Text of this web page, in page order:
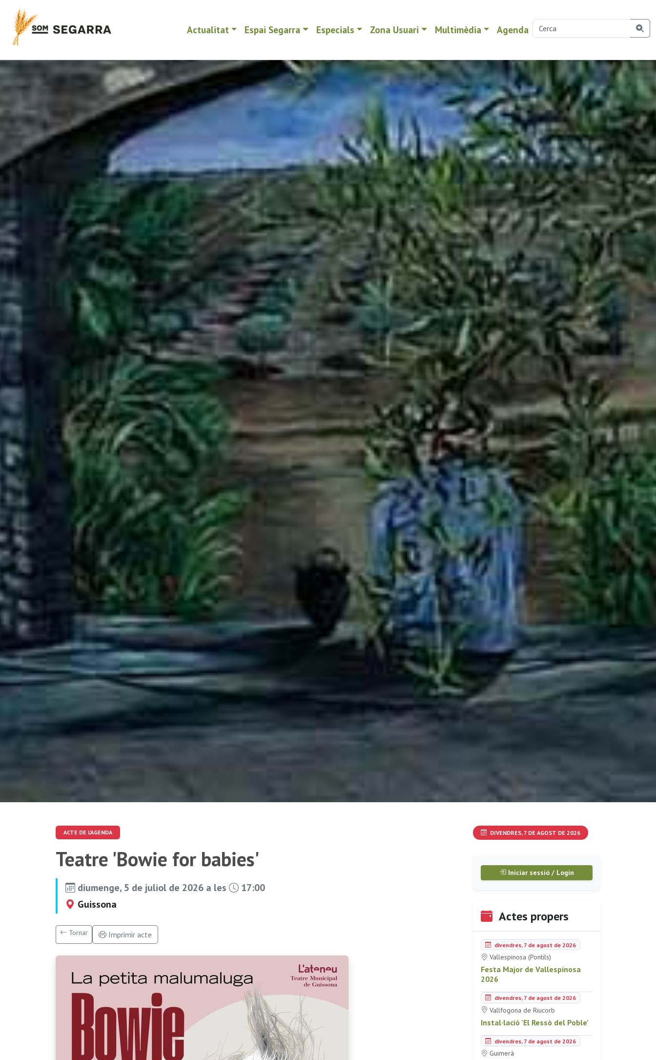
Actualitat Espai Segarra Especials Zona Usuari Multimèdia Agenda
ACTE DE L'AGENDA
Teatre 'Bowie for babies'
diumenge, 5 de juliol de 2026 a les
17:00
Guissona
Tornar Imprimir acte
DIVENDRES, 7 DE AGOST DE 2026
Iniciar sessió / Login
Actes propers
divendres, 7 de agost de 2026
Vallespinosa (Pontils)
Festa Major de Vallespinosa
2026
divendres, 7 de agost de 2026
Vallfogona de Riucorb
Instal·lació 'El Ressò del Poble'
divendres, 7 de agost de 2026
Guimerà